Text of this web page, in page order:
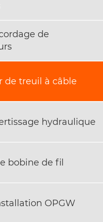
de
de treuil à câble
hydraulique
bobine de fil
OPGW